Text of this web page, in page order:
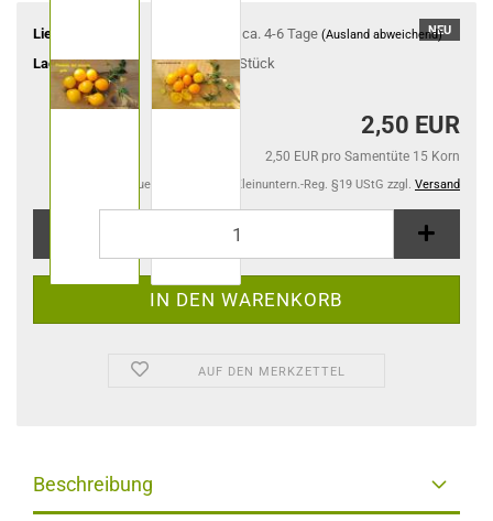
NEU
Lieferzeit: ca. 4-6 Tage (Ausland abweichend)
Lagerbestand: 4Stück
2,50 EUR
2,50 EUR pro Samentüte 15 Korn
Kein Steuerausweis gem. Kleinuntern.-Reg. §19 UStG zzgl. Versand
AUF DEN MERKZETTEL
Beschreibung